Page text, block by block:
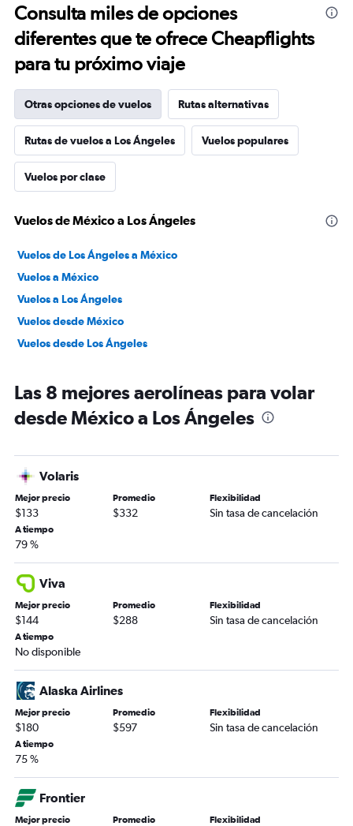
Consulta miles de opciones
diferentes que te ofrece Cheapflights
para tu próximo viaje
Otras opciones de vuelos Rutas alternativas
Rutas de vuelos a Los Ángeles Vuelos populares
Vuelos por clase
Vuelos de México a Los Ángeles
Vuelos de Los Ángeles a México
Vuelos a México
Vuelos a Los Ángeles
Vuelos desde México
Vuelos desde Los Ángeles
Las 8 mejores aerolíneas para volar
desde México a Los Ángeles
Volaris
Mejor precio
$133
Promedio
$332
Flexibilidad
Sin tasa de cancelación
A tiempo
79 %
Viva
Mejor precio
$144
Promedio
$288
Flexibilidad
Sin tasa de cancelación
A tiempo
No disponible
Alaska Airlines
Mejor precio
$180
Promedio
$597
Flexibilidad
Sin tasa de cancelación
A tiempo
75 %
Frontier
Mejor precio Promedio Flexibilidad